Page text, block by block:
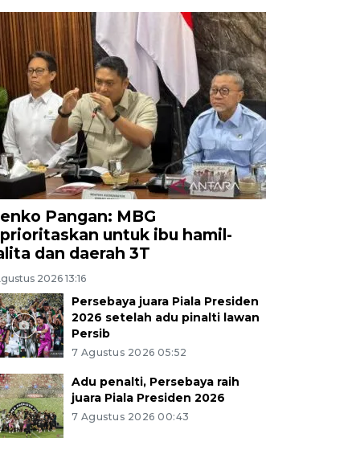
Pangan: MBG
untuk ibu hamil-
dan daerah 3T
2026 13:16
Persebaya juara Piala Presiden
2026 setelah adu pinalti lawan
Persib
7 Agustus 2026 05:52
Adu penalti, Persebaya raih
juara Piala Presiden 2026
7 Agustus 2026 00:43